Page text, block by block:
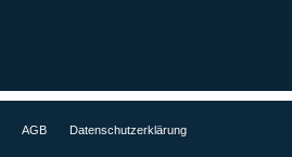
AGB Datenschutzerklärung